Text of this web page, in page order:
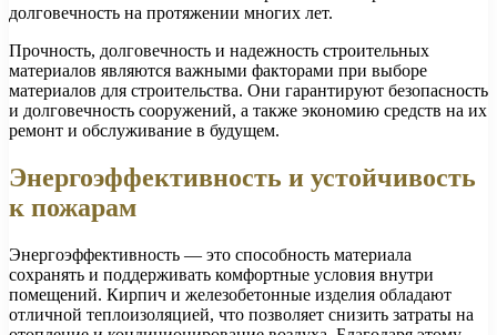
долговечность на протяжении многих лет.
Прочность, долговечность и надежность строительных
материалов являются важными факторами при выборе
материалов для строительства. Они гарантируют безопасность
и долговечность сооружений, а также экономию средств на их
ремонт и обслуживание в будущем.
Энергоэффективность и устойчивость
к пожарам
Энергоэффективность — это способность материала
сохранять и поддерживать комфортные условия внутри
помещений. Кирпич и железобетонные изделия обладают
отличной теплоизоляцией, что позволяет снизить затраты на